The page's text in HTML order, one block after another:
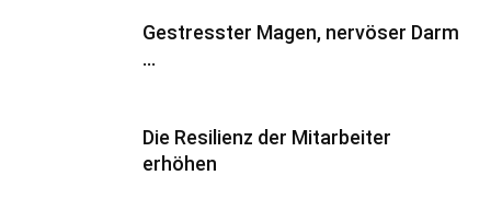
Gestresster Magen, nervöser Darm
…
Die Resilienz der Mitarbeiter
erhöhen